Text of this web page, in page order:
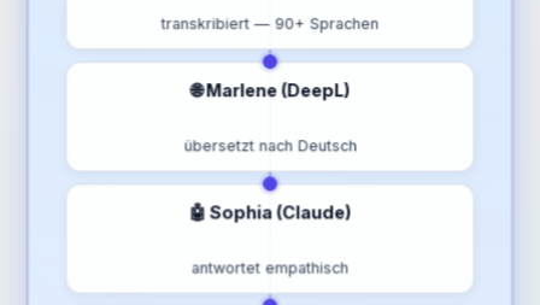
transkribiert — 90+ Sprachen
🌐 Marlene (DeepL)
übersetzt nach Deutsch
🤖 Sophia (Claude)
antwortet empathisch